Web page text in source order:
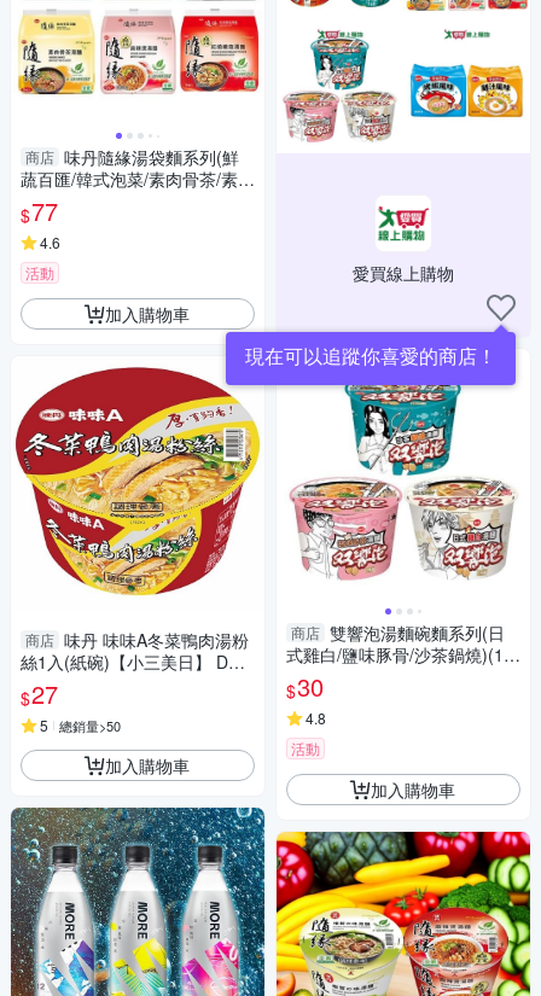
商店 味丹隨緣湯袋麵系列(鮮
蔬百匯/韓式泡菜/素肉骨茶/素魷
魚/麻辣燙/紅燒嫩菇)(5入/袋)
【愛買】
$77
4.6
活動
加入購物車
商店 味丹 味味A冬菜鴨肉湯粉
絲1入(紙碗)【小三美日】 DS0
16534
$27
5 總銷量>50
加入購物車
愛買線上購物
現在可以追蹤你喜愛的商店！
商店 雙響泡湯麵碗麵系列(日
式雞白/鹽味豚骨/沙茶鍋燒)(10
7-115G/碗)【愛買】
$30
4.8
活動
加入購物車